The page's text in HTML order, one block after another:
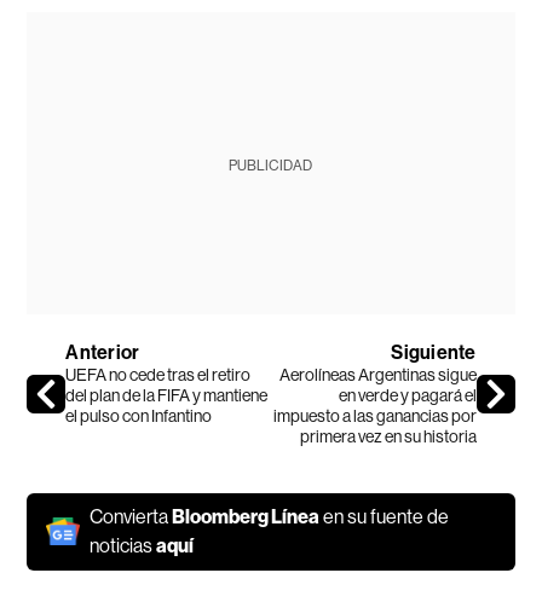
PUBLICIDAD
Anterior
UEFA no cede tras el retiro
del plan de la FIFA y mantiene
el pulso con Infantino
Siguiente
Aerolíneas Argentinas sigue
en verde y pagará el
impuesto a las ganancias por
primera vez en su historia
ConviertaBloomberg Línea en su fuente de
noticiasaquí